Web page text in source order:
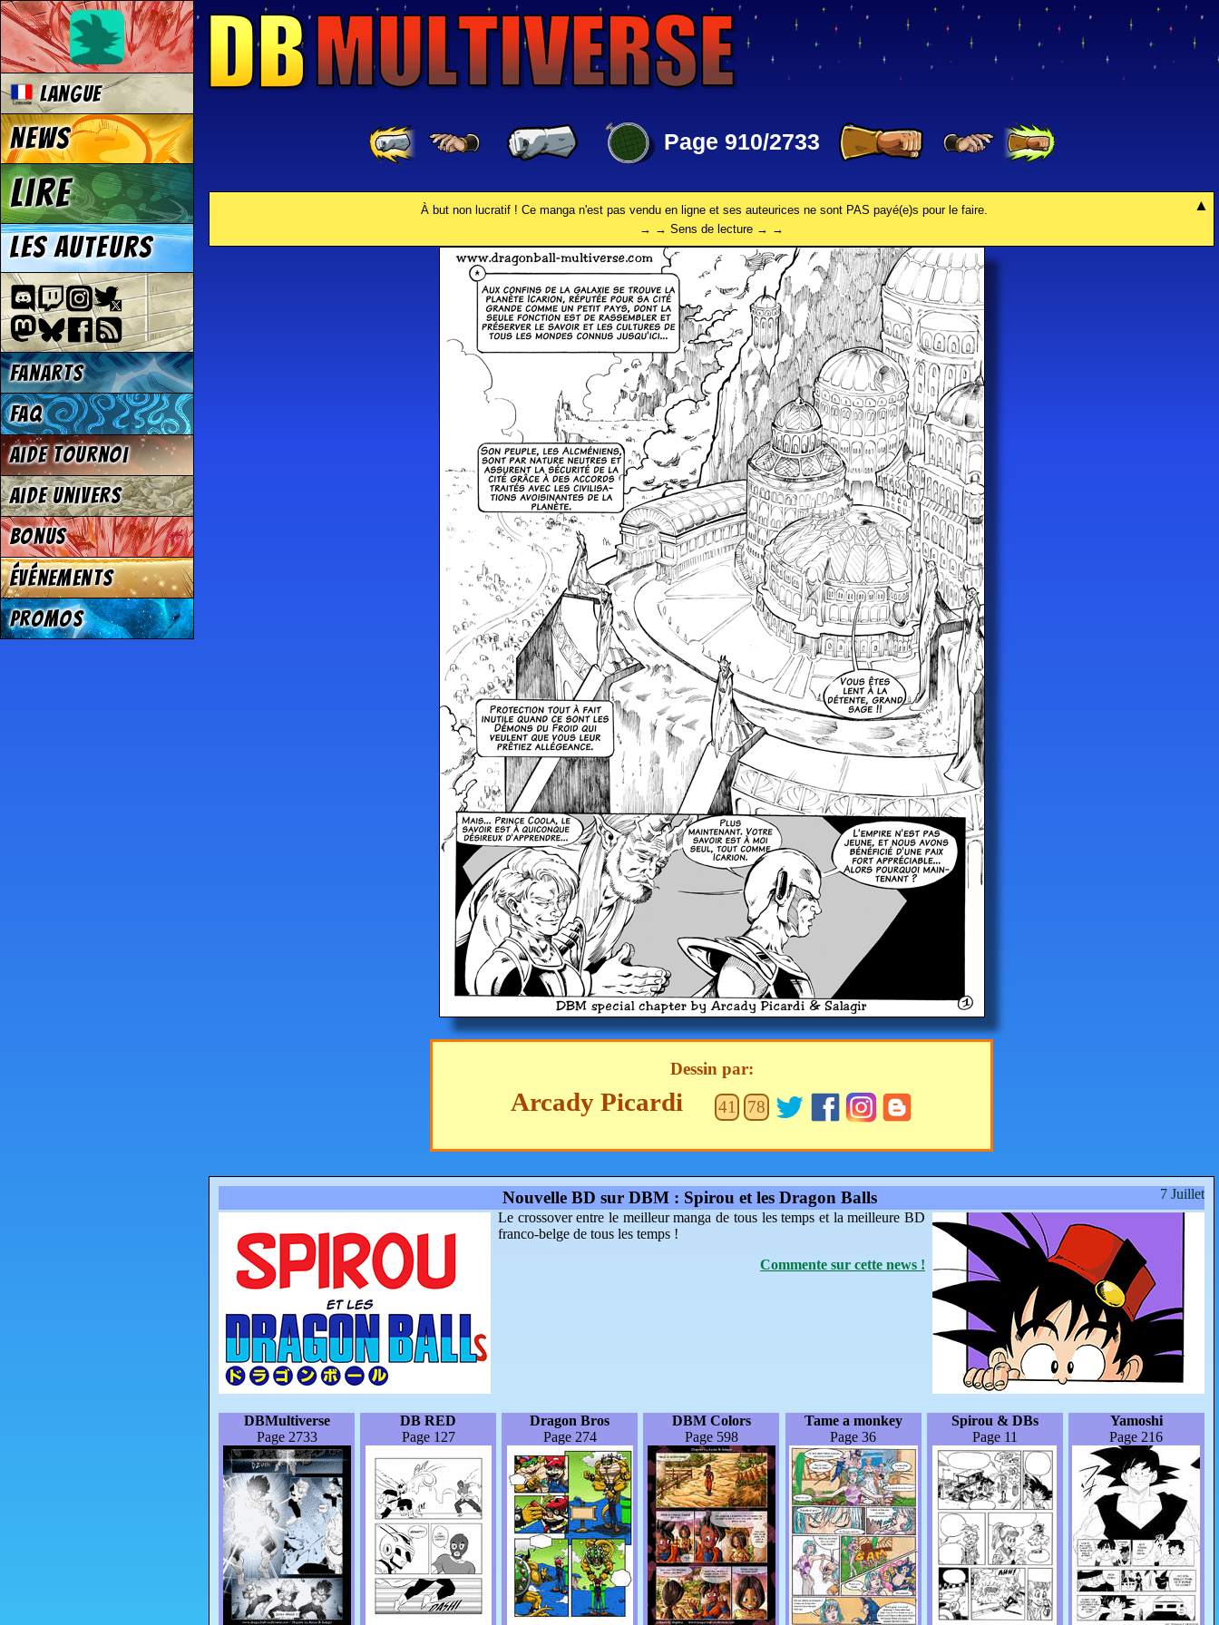
Page 910/2733
À but non lucratif ! Ce manga n'est pas vendu en ligne et ses auteurices ne sont PAS payé(e)s pour le faire.
→ → Sens de lecture → →
Dessin par:
Arcady Picardi 41 78
7 Juillet
Nouvelle BD sur DBM : Spirou et les Dragon Balls
Le crossover entre le meilleur manga de tous les temps et la meilleure BD
franco-belge de tous les temps !
Commente sur cette news !
DBMultiverse
Page 2733
DB RED
Page 127
Dragon Bros
Page 274
DBM Colors
Page 598
Tame a monkey
Page 36
Spirou & DBs
Page 11
Yamoshi
Page 216
Langue
News
Lire
Les auteurs
Fanarts
FAQ
Aide tournoi
Aide univers
Bonus
Événements
Promos